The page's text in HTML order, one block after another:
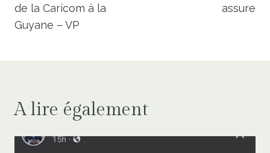
de la Caricom à la
Guyane – VP
assure
A lire également